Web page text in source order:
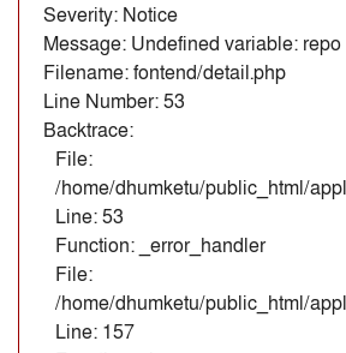
Severity: Notice
Message: Undefined variable: repo
Filename: fontend/detail.php
Line Number: 53
Backtrace:
File:
/home/dhumketu/public_html/
Line: 53
Function: _error_handler
File:
/home/dhumketu/public_html/
Line: 157